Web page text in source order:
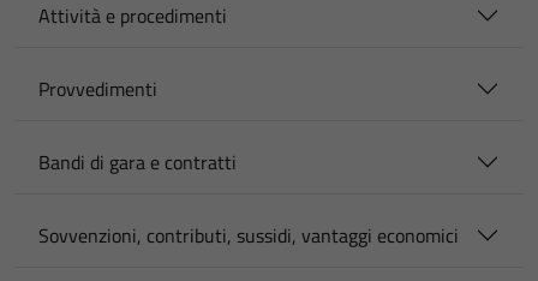
Attività e procedimenti
Provvedimenti
Bandi di gara e contratti
Sovvenzioni, contributi, sussidi, vantaggi economici